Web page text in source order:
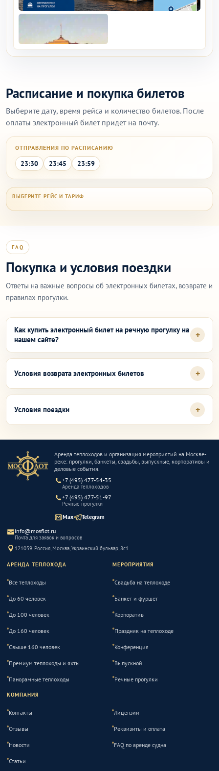
Расписание и покупка билетов
Выберите дату, время рейса и количество билетов. После
оплаты электронный билет придет на почту.
ОТПРАВЛЕНИЯ ПО РАСПИСАНИЮ
23:30 23:45 23:59
FAQ
Покупка и условия поездки
Ответы на важные вопросы об электронных билетах, возврате и
правилах прогулки.
Как купить электронный билет на речную прогулку на
нашем сайте?
Условия возврата электронных билетов
Условия поездки
Аренда теплоходов и организация мероприятий на Москве-
реке: прогулки, банкеты, свадьбы, выпускные, корпоративы и
деловые события.
+7 (495) 477-54-35
Аренда теплоходов
+7 (495) 477-51-97
Речные прогулки
info@mosflot.ru
Почта для заявок и вопросов
121059, Россия, Москва, Украинский бульвар, 8с1
Max Telegram
АРЕНДА ТЕПЛОХОДА
Все теплоходы
До 60 человек
До 100 человек
До 160 человек
Свыше 160 человек
Премиум теплоходы и яхты
Панорамные теплоходы
МЕРОПРИЯТИЯ
Свадьба на теплоходе
Банкет и фуршет
Корпоратив
Праздник на теплоходе
Конференция
Выпускной
Речные прогулки
КОМПАНИЯ
Контакты Лицензии
Отзывы Реквизиты и оплата
Новости FAQ по аренде судна
Статьи